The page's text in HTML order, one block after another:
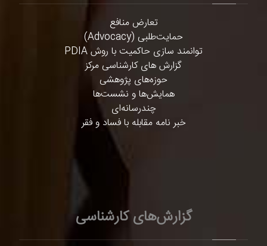
تعارض منافع
حمایت‌طلبی (Advocacy)
توانمند سازی حاکمیت با روش PDIA
گزارش های کارشناسی مرکز
حوزه‌های پژوهشی
همایش‌ها و نشست‌ها
چندرسانه‌ای
خبر نامه مقابله با فساد و فقر
گزارش‌های کارشناسی